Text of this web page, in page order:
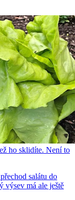
ho sklidíte. Není to
salátu do
výsev má ale ještě